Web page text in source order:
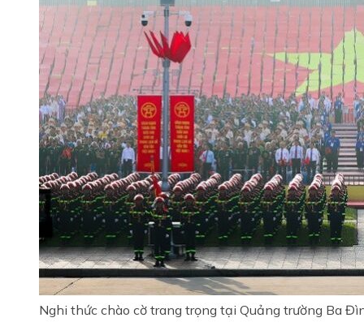
Nghi thức chào cờ trang trọng tại Quảng trường Ba